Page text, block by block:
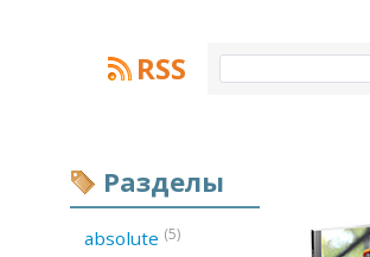
RSS
Разделы
absolute (5)